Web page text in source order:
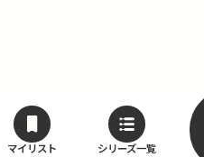
マイリスト シリーズ一覧